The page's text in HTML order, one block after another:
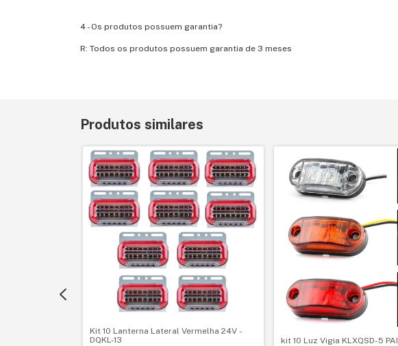
4 - Os produtos possuem garantia?
R: Todos os produtos possuem garantia de 3 meses
Produtos similares
Kit 10 Lanterna Lateral Vermelha 24V -
DQKL-13
kit 10 Luz Vigia KLXQSD-5 PAI